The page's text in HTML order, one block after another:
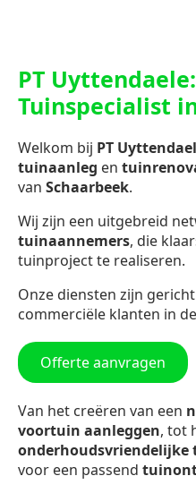
PT
Tuinspecialist
Welkom bij PT
tuinaanleg en
van Schaarbeek.
Wij zijn een uitgebreid
tuinaannemers, die
tuinproject te realiseren.
Onze diensten zijn
commerciële klanten in
Offerte aanvragen
Van het creëren van een
voortuin aanleggen, tot
onderhoudsvriendelijke
voor een passend